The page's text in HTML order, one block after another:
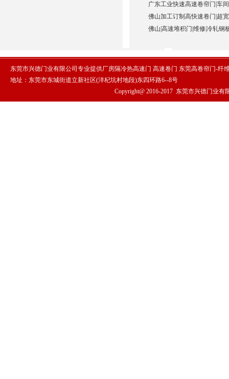
广东工业快速高速卷帘门|车
佛山加工订制高快速卷门|超
佛山|高速堆积门|维修|冷轧钢
东莞市兴德门业有限公司专业提供厂房隔冷热高速门 高速卷门 东莞高卷帘门-纤
地址：东莞市东城街道立新社区(洋杞坑村地段)东四环路6--8号
Copyright@ 2016-2017 东莞市兴德门业有